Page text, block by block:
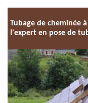
Tubage de cheminée
l'expert en pose de